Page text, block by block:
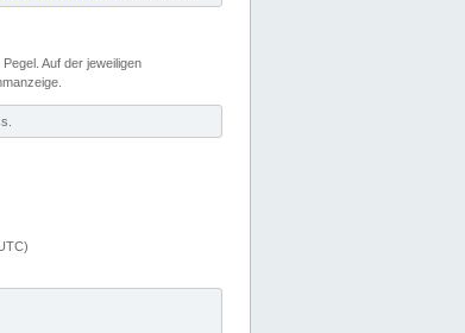
Auf der jeweiligen